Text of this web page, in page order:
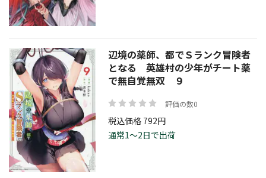
辺境の薬師、都でＳランク冒険者
となる 英雄村の少年がチート薬
で無自覚無双 ９
評価の数0
税込価格 792円
通常1～2日で出荷